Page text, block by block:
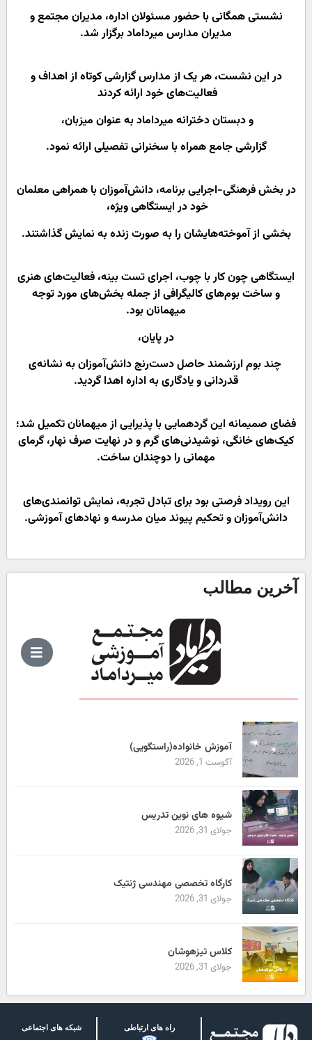
نشستی همگانی با حضور مسئولان اداره، مدیران مجتمع و
مدیران مدارس میرداماد برگزار شد.
در این نشست، هر یک از مدارس گزارشی کوتاه از اهداف و
فعالیت‌های خود ارائه کردند
و دبستان دخترانه میرداماد به عنوان میزبان،
گزارشی جامع همراه با سخنرانی تفصیلی ارائه نمود.
در بخش فرهنگی-اجرایی برنامه، دانش‌آموزان با همراهی معلمان
خود در ایستگاهی ویژه،
بخشی از آموخته‌هایشان را به صورت زنده به نمایش گذاشتند.
ایستگاهی چون کار با چوب، اجرای تست بینه، فعالیت‌های هنری
و ساخت بوم‌های کالیگرافی از جمله بخش‌های مورد توجه
میهمانان بود.
در پایان،
چند بوم ارزشمند حاصل دست‌رنج دانش‌آموزان به نشانه‌ی
قدردانی و یادگاری به اداره اهدا گردید.
فضای صمیمانه این گردهمایی با پذیرایی از میهمانان تکمیل شد؛
کیک‌های خانگی، نوشیدنی‌های گرم و در نهایت صرف نهار، گرمای
مهمانی را دوچندان ساخت.
این رویداد فرصتی بود برای تبادل تجربه، نمایش توانمندی‌های
دانش‌آموزان و تحکیم پیوند میان مدرسه و نهادهای آموزشی.
آخرین مطالب
آموزش خانواده(راستگویی)
آگوست 1, 2026
شیوه های نوین تدریس
جولای 31, 2026
کارگاه تخصصی مهندسی ژنتیک
جولای 31, 2026
کلاس تیزهوشان
جولای 31, 2026
راه های ارتباطی شبکه های اجتماعی